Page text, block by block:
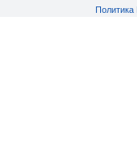
Политика